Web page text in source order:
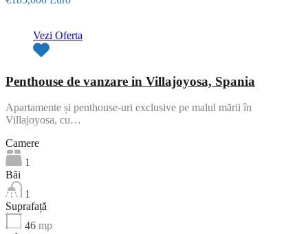
Vezi Oferta
Penthouse de vanzare in Villajoyosa, Spania
Apartamente și penthouse-uri exclusive pe malul mării în
Villajoyosa, cu…
Camere
1
Băi
1
Suprafață
46 mp